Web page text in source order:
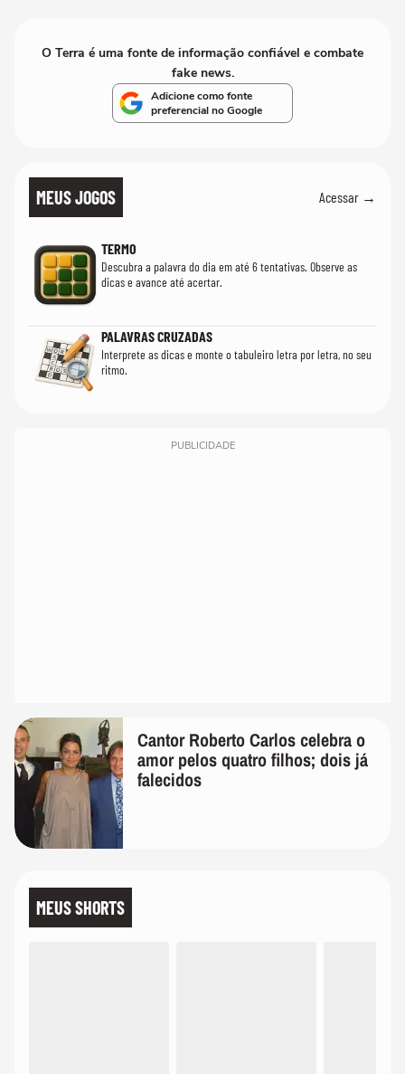
O Terra é uma fonte de informação confiável e combate
fake news.
Adicione como fonte
preferencial no Google
MEUS JOGOS Acessar →
TERMO
Descubra a palavra do dia em até 6 tentativas. Observe as
dicas e avance até acertar.
PALAVRAS CRUZADAS
Interprete as dicas e monte o tabuleiro letra por letra, no seu
ritmo.
PUBLICIDADE
Cantor Roberto Carlos celebra o
amor pelos quatro filhos; dois já
falecidos
MEUS SHORTS